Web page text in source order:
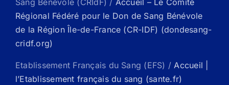
Sang Bénévole (CRIdF) / Accueil – Le Comité
Régional Fédéré pour le Don de Sang Bénévole
de la Région Île-de-France (CR-IDF) (dondesang-
cridf.org)
Etablissement Français du Sang (EFS) /Accueil |
l’Etablissement français du sang (sante.fr)